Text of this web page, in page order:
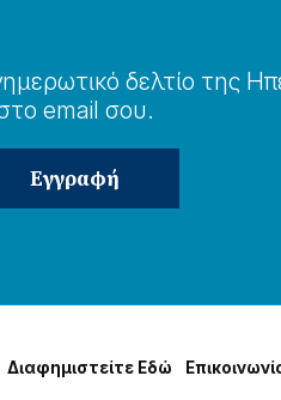
δελτίο της
email σου.
Δɩαφημɩστείτε Εδώ